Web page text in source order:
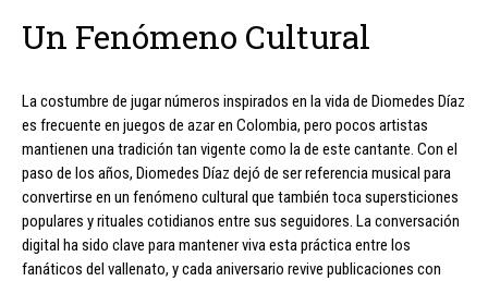
Un Fenómeno Cultural
La costumbre de jugar números inspirados en la vida de Diomedes Díaz
es frecuente en juegos de azar en Colombia, pero pocos artistas
mantienen una tradición tan vigente como la de este cantante. Con el
paso de los años, Diomedes Díaz dejó de ser referencia musical para
convertirse en un fenómeno cultural que también toca supersticiones
populares y rituales cotidianos entre sus seguidores. La conversación
digital ha sido clave para mantener viva esta práctica entre los
fanáticos del vallenato, y cada aniversario revive publicaciones con